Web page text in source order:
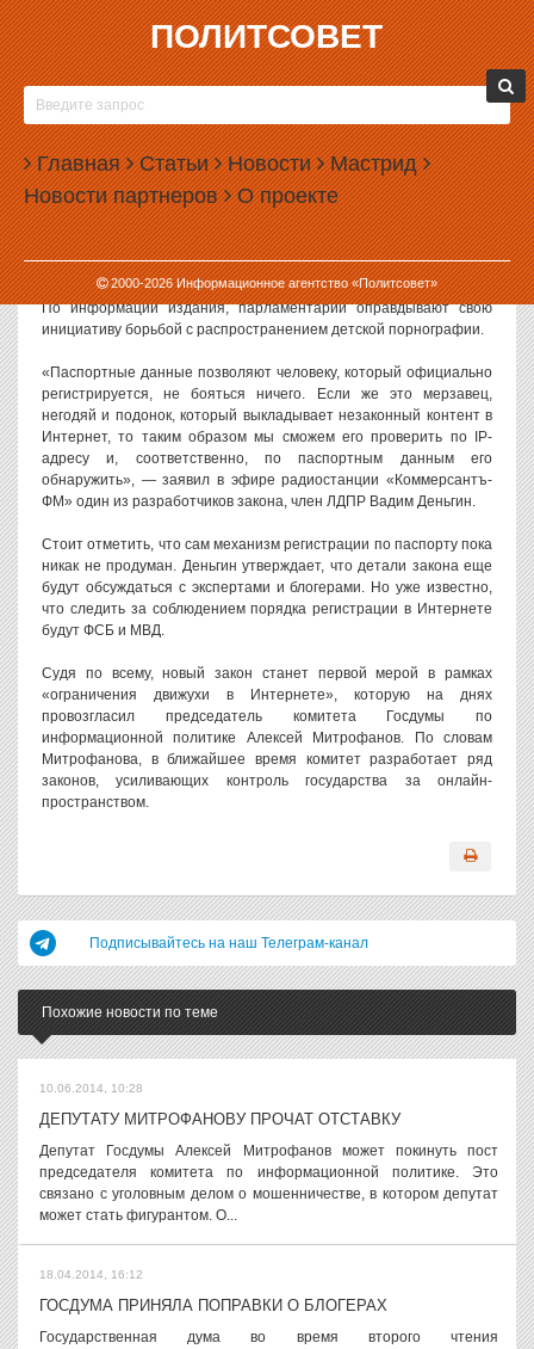
ПОЛИТСОВЕТ
Главная Статьи Новости Мастрид
Новости партнеров О проекте
2000-2026Информационное агентство «Политсовет»
11.10.2012, 17:38
В СОЦИАЛЬНЫЕ СЕТИ БУДУТ ПУСКАТЬ ПО
ПАСПОРТУ
Депутаты Госдумы работают над законом, по которому
зарегистрироваться в соцсетях можно будет только по
предъявлении паспорта. О том, как эта мера будет осуществлена
технически, депутаты пока не задумывались.
О новых планах депутатов написала сегодня газета «Известия».
По информации издания, парламентарии оправдывают свою
инициативу борьбой с распространением детской порнографии.
«Паспортные данные позволяют человеку, который официально
регистрируется, не бояться ничего. Если же это мерзавец,
негодяй и подонок, который выкладывает незаконный контент в
Интернет, то таким образом мы сможем его проверить по IP-
адресу и, соответственно, по паспортным данным его
обнаружить», — заявил в эфире радиостанции «Коммерсантъ-
ФМ» один из разработчиков закона, член ЛДПР Вадим Деньгин.
Стоит отметить, что сам механизм регистрации по паспорту пока
никак не продуман. Деньгин утверждает, что детали закона еще
будут обсуждаться с экспертами и блогерами. Но уже известно,
что следить за соблюдением порядка регистрации в Интернете
будут ФСБ и МВД.
Судя по всему, новый закон станет первой мерой в рамках
«ограничения движухи в Интернете», которую на днях
провозгласил председатель комитета Госдумы по
информационной политике Алексей Митрофанов. По словам
Митрофанова, в ближайшее время комитет разработает ряд
законов, усиливающих контроль государства за онлайн-
пространством.
Подписывайтесь на наш Телеграм-канал
Похожие новости по теме
10.06.2014, 10:28
ДЕПУТАТУ МИТРОФАНОВУ ПРОЧАТ ОТСТАВКУ
Депутат Госдумы Алексей Митрофанов может покинуть пост
председателя комитета по информационной политике. Это
связано с уголовным делом о мошенничестве, в котором депутат
может стать фигурантом. О...
18.04.2014, 16:12
ГОСДУМА ПРИНЯЛА ПОПРАВКИ О БЛОГЕРАХ
Государственная дума во время второго чтения